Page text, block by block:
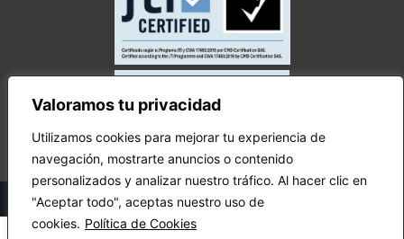
Valoramos tu privacidad
Utilizamos cookies para mejorar tu experiencia de
navegación, mostrarte anuncios o contenido
personalizados y analizar nuestro tráfico. Al hacer clic en
"Aceptar todo", aceptas nuestro uso de
cookies. Política de Cookies
© Copyright Ecuador Chequea 2025.